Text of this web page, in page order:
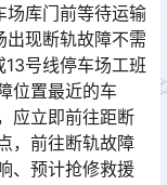
场库门前等待运输
出现断轨故障不需
号线停车场工班
位置最近的车
应立即前往距断
，前往断轨故障
、预计抢修救援